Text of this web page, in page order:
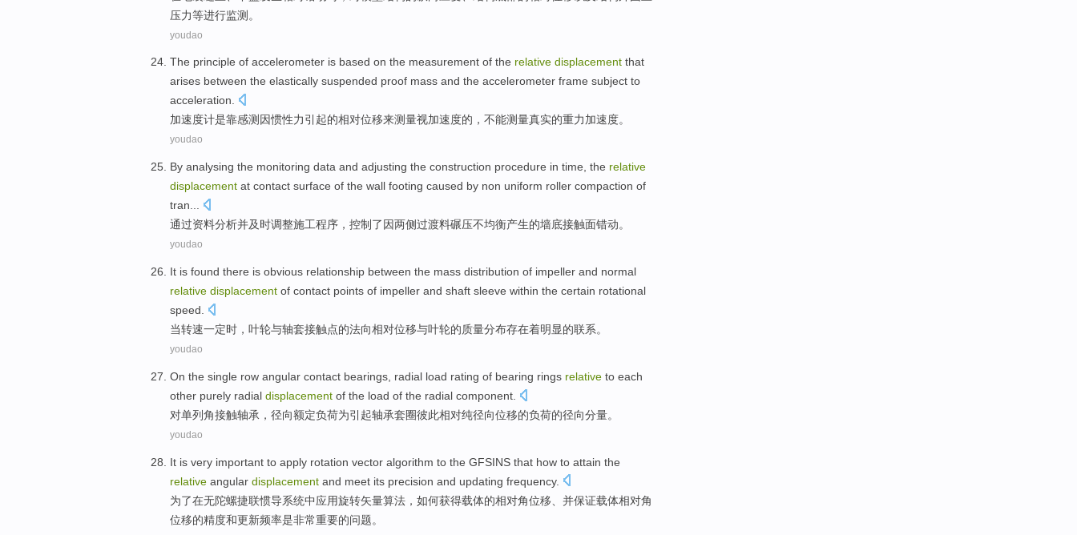
压力等进行监测。
youdao
The principle of accelerometer is based on the measurement of the relative displacement that
arises between the elastically suspended proof mass and the accelerometer frame subject to
acceleration.
加速度计是靠感测因惯性力引起的相对位移来测量视加速度的，不能测量真实的重力加速度。
youdao
By analysing the monitoring data and adjusting the construction procedure in time, the relative
displacement at contact surface of the wall footing caused by non uniform roller compaction of
tran...
通过资料分析并及时调整施工程序 ， 控制 了因两侧过渡料碾压不均衡产生的墙底接触面错动。
youdao
It is found there is obvious relationship between the mass distribution of impeller and normal
relative displacement of contact points of impeller and shaft sleeve within the certain rotational
speed
当转速一定时， 叶轮与轴套接触点的法向相对位移与叶轮的质量分布存在着明显的联系。
youdao
On the single row angular contact bearings radial load rating of bearing rings relative to each
other purely radial displacement of the load of the radial component
对单列角接触轴承 ， 径向额定负荷为引起轴承套圈彼此相对纯径向位移的负荷的径向分量。
youdao
It is very important to apply rotation vector algorithm to the GFSINS that how to attain the
relative angular displacement and meet its precision and updating frequency.
为了在无陀螺捷联惯导系统中应用旋转矢量算法 ， 如何获得载体的相对角位移、 并保证载体相对角
位移的精度和更新频率是非常重要的问题。